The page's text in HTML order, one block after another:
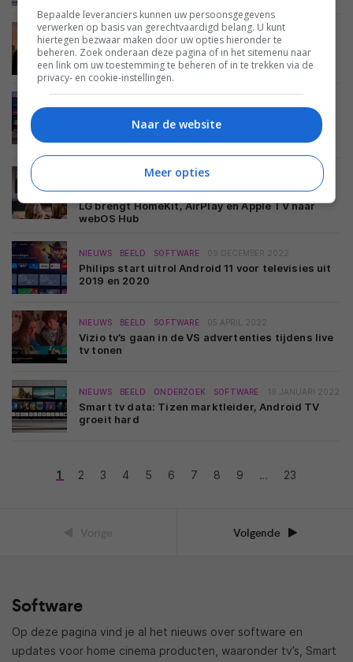
NIEUWS BEELD SOFTWARE 08 MAART 2023
UHD Alliance: er komt een filmmakermodus voor
Dolby Vision
TP Vision ontwikkelt eigen smart tv-platform
voor Philips tv’s
BEELD LCD LED TV'S
03 FEBRUARI 2023
LG brengt HomeKit, AirPlay en Apple TV naar
webOS Hub
NIEUWS BEELD SOFTWARE 09 DECEMBER 2022
Philips start uitrol Android 11 voor televisies uit
2019 en 2020
NIEUWS BEELD SOFTWARE 05 APRIL 2022
Vizio tv’s gaan in de VS advertenties tijdens live
tv tonen
NIEUWS BEELD ONDERZOEK SOFTWARE 19 JANUARI 2022
Smart tv data: Tizen marktleider, Android TV
groeit hard
1 2 3 4 5 6 7 8 9 … 23
Volgende
Software
Op deze pagina vind je al het nieuws over software en
updates voor home cinema producten, waaronder tv’s, Smart
Bepaalde leveranciers kunnen uw persoonsgegevens
verwerken op basis van gerechtvaardigd belang. U kunt
hiertegen bezwaar maken door uw opties hieronder te
beheren. Zoek onderaan deze pagina of in het sitemenu naar
een link om uw toestemming te beheren of in te trekken via de
privacy- en cookie-instellingen.
Naar de website
Meer opties